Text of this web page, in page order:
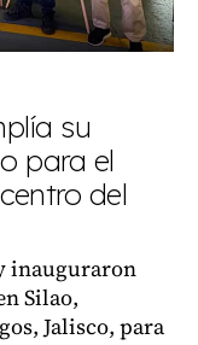
su
para el
del
inauguraron
Silao,
Jalisco, para